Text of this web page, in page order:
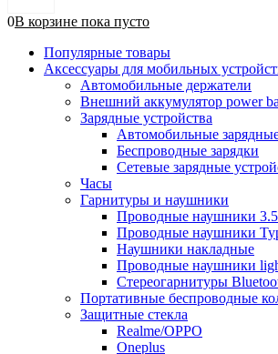
0В корзине пока пусто
Популярные товары
Аксессуары для мобильных
Автомобильные держатели
Внешний аккумулятор power
Зарядные устройства
Автомобильные
Беспроводные зарядки
Сетевые зарядные
Часы
Гарнитуры и наушники
Проводные наушники
Проводные наушники
Наушники накладные
Проводные наушники
Стереогарнитуры
Портативные беспроводные
Защитные стекла
Realme/OPPO
Oneplus